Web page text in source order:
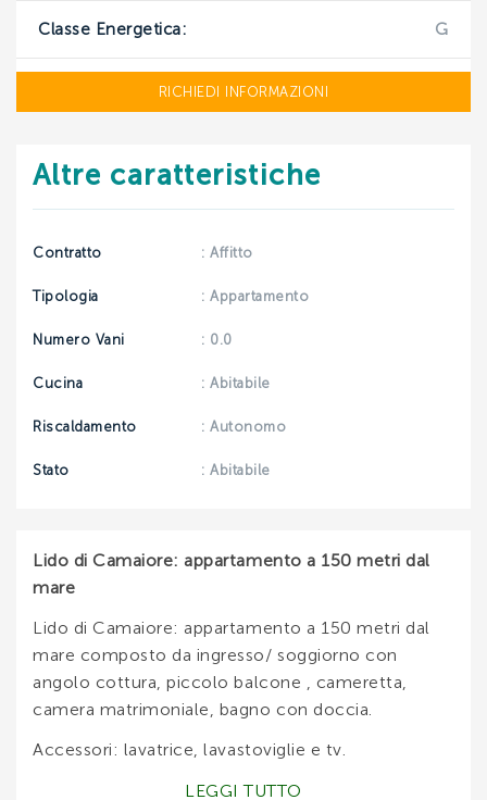
Classe Energetica: G
RICHIEDI INFORMAZIONI
Altre caratteristiche
Contratto : Affitto
Tipologia : Appartamento
Numero Vani : 0.0
Cucina : Abitabile
Riscaldamento : Autonomo
Stato : Abitabile
Lido di Camaiore: appartamento a 150 metri dal
mare
Lido di Camaiore: appartamento a 150 metri dal
mare composto da ingresso/ soggiorno con
angolo cottura, piccolo balcone , cameretta,
camera matrimoniale, bagno con doccia.
Accessori: lavatrice, lavastoviglie e tv.
DISPONIBILITA' E PREZZI:
LEGGI TUTTO
INVIA